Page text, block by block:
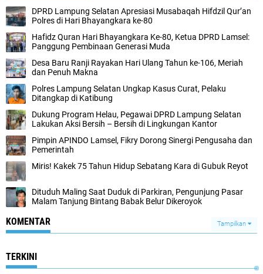
DPRD Lampung Selatan Apresiasi Musabaqah Hifdzil Qur’an
Polres di Hari Bhayangkara ke-80
Hafidz Quran Hari Bhayangkara Ke-80, Ketua DPRD Lamsel:
Panggung Pembinaan Generasi Muda
Desa Baru Ranji Rayakan Hari Ulang Tahun ke-106, Meriah
dan Penuh Makna
Polres Lampung Selatan Ungkap Kasus Curat, Pelaku
Ditangkap di Katibung
Dukung Program Helau, Pegawai DPRD Lampung Selatan
Lakukan Aksi Bersih – Bersih di Lingkungan Kantor
Pimpin APINDO Lamsel, Fikry Dorong Sinergi Pengusaha dan
Pemerintah
Miris! Kakek 75 Tahun Hidup Sebatang Kara di Gubuk Reyot
Dituduh Maling Saat Duduk di Parkiran, Pengunjung Pasar
Malam Tanjung Bintang Babak Belur Dikeroyok
KOMENTAR Tampilkan
TERKINI